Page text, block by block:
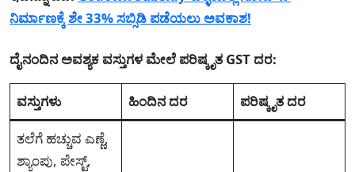
ನಿರ್ಮಾಣಕ್ಕೆ ಶೇ 33% ಸಬ್ಸಿಡಿ ಪಡೆಯಲು ಅವಕಾಶ!
ದೈನಂದಿನ ಅವಶ್ಯಕ ವಸ್ತುಗಳ ಮೇಲೆ ಪರಿಷ್ಕೃತ GST ದರ:
ವಸ್ತುಗಳು ಹಿಂದಿನ ದರ ಪರಿಷ್ಕೃತ ದರ
ತಲೆಗೆ ಹಚ್ಚುವ ಎಣ್ಣೆ,
ಶ್ಯಾಂಪು, ಪೇಸ್ಟ್,